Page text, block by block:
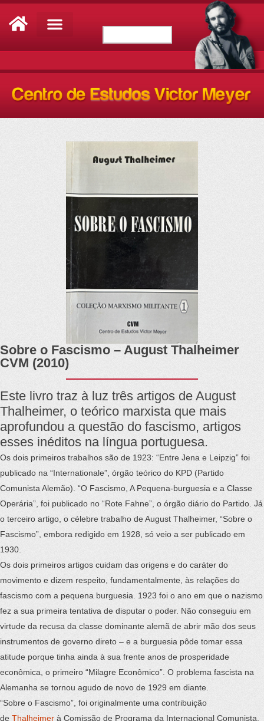
Sobre o Fascismo – August Thalheimer
CVM (2010)
Este livro traz à luz três artigos de August
Thalheimer, o teórico marxista que mais
aprofundou a questão do fascismo, artigos
esses inéditos na língua portuguesa.
Os dois primeiros trabalhos são de 1923: “Entre Jena e Leipzig” foi
publicado na “Internationale”, órgão teórico do KPD (Partido
Comunista Alemão). “O Fascismo, A Pequena-burguesia e a Classe
Operária”, foi publicado no “Rote Fahne”, o órgão diário do Partido. Já
o terceiro artigo, o célebre trabalho de August Thalheimer, “Sobre o
Fascismo”, embora redigido em 1928, só veio a ser publicado em
1930.
Os dois primeiros artigos cuidam das origens e do caráter do
movimento e dizem respeito, fundamentalmente, às relações do
fascismo com a pequena burguesia. 1923 foi o ano em que o nazismo
fez a sua primeira tentativa de disputar o poder. Não conseguiu em
virtude da recusa da classe dominante alemã de abrir mão dos seus
instrumentos de governo direto – e a burguesia pôde tomar essa
atitude porque tinha ainda à sua frente anos de prosperidade
econômica, o primeiro “Milagre Econômico”. O problema fascista na
Alemanha se tornou agudo de novo de 1929 em diante.
“Sobre o Fascismo”, foi originalmente uma contribuição
de Thalheimer à Comissão de Programa da Internacional Comunista,